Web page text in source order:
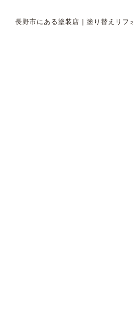
長野市にある塗装店 | 塗り替えリフ